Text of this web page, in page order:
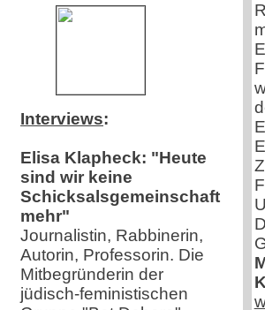
Interviews:
Elisa Klapheck: "Heute
sind wir keine
Schicksalsgemeinschaft
mehr"
Journalistin, Rabbinerin,
Autorin, Professorin. Die
Mitbegründerin der
jüdisch-feministischen